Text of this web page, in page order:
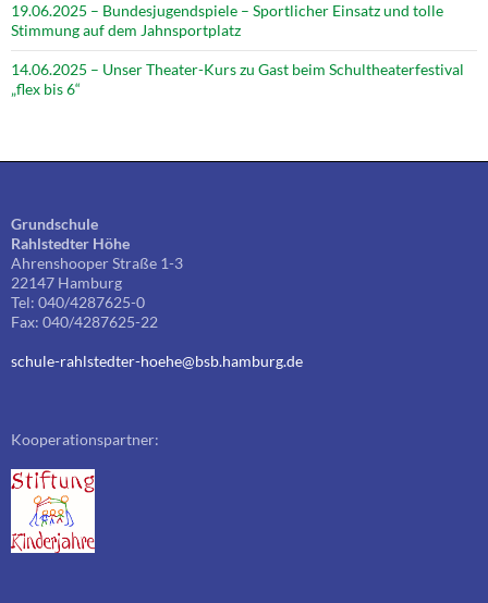
19.06.2025 – Bundesjugendspiele – Sportlicher Einsatz und tolle
Stimmung auf dem Jahnsportplatz
14.06.2025 – Unser Theater-Kurs zu Gast beim Schultheaterfestival
„flex bis 6“
Grundschule
Rahlstedter Höhe
Ahrenshooper Straße 1-3
22147 Hamburg
Tel: 040/4287625-0
Fax: 040/4287625-22
schule-rahlstedter-hoehe@bsb.hamburg.de
Kooperationspartner: